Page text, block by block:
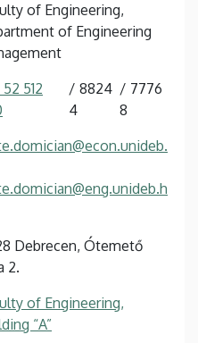
of Engineering,
of Engineering
512
8824
4
7776
8
Debrecen, Ótemető
2.
of Engineering,
“A”